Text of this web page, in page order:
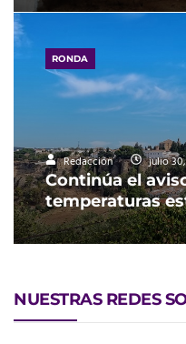
RONDA
Redacción julio
Continúa el
temperaturas
NUESTRAS REDES